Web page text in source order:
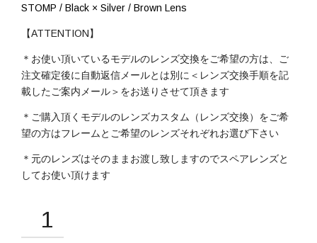
STOMP / Black × Silver / Brown Lens
【ATTENTION】
＊お使い頂いているモデルのレンズ交換をご希望の方は、ご
注文確定後に自動返信メールとは別に＜レンズ交換手順を記
載したご案内メール＞をお送りさせて頂きます
＊ご購入頂くモデルのレンズカスタム（レンズ交換）をご希
望の方はフレームとご希望のレンズそれぞれお選び下さい
＊元のレンズはそのままお渡し致しますのでスペアレンズと
してお使い頂けます